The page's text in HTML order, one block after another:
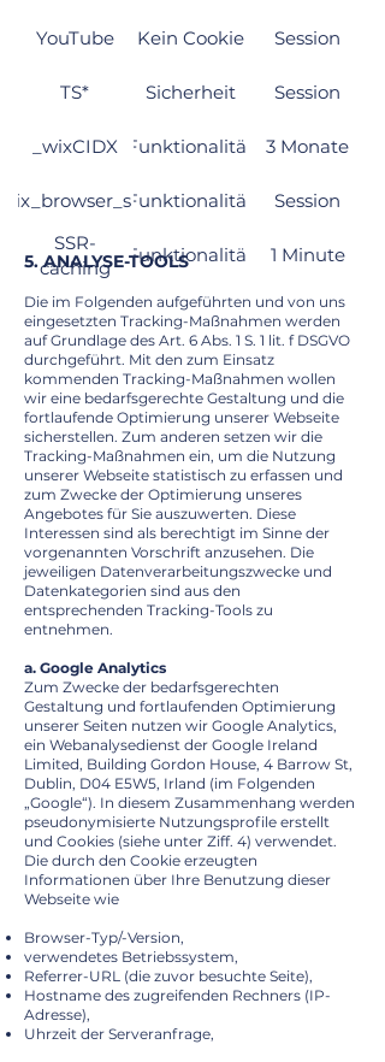
5. ANALYSE-TOOLS
Die im Folgenden aufgeführten und von uns
eingesetzten Tracking-Maßnahmen werden
auf Grundlage des Art. 6 Abs. 1 S. 1 lit. f DSGVO
durchgeführt. Mit den zum Einsatz
kommenden Tracking-Maßnahmen wollen
wir eine bedarfsgerechte Gestaltung und die
fortlaufende Optimierung unserer Webseite
sicherstellen. Zum anderen setzen wir die
Tracking-Maßnahmen ein, um die Nutzung
unserer Webseite statistisch zu erfassen und
zum Zwecke der Optimierung unseres
Angebotes für Sie auszuwerten. Diese
Interessen sind als berechtigt im Sinne der
vorgenannten Vorschrift anzusehen. Die
jeweiligen Datenverarbeitungszwecke und
Datenkategorien sind aus den
entsprechenden Tracking-Tools zu
entnehmen.
a. Google Analytics
Zum Zwecke der bedarfsgerechten
Gestaltung und fortlaufenden Optimierung
unserer Seiten nutzen wir Google Analytics,
ein Webanalysedienst der Google Ireland
Limited, Building Gordon House, 4 Barrow St,
Dublin, D04 E5W5, Irland (im Folgenden
„Google“). In diesem Zusammenhang werden
pseudonymisierte Nutzungsprofile erstellt
und Cookies (siehe unter Ziff. 4) verwendet.
Die durch den Cookie erzeugten
Informationen über Ihre Benutzung dieser
Webseite wie
Browser-Typ/-Version,
verwendetes Betriebssystem,
Referrer-URL (die zuvor besuchte Seite),
Hostname des zugreifenden Rechners (IP-
Adresse),
Uhrzeit der Serveranfrage,
YouTube Kein Cookie Session
TS* Sicherheit Session
_wixCIDX Funktionalität 3 Monate
Funktionalität
Session
SSR-
caching
Funktionalität 1 Minute